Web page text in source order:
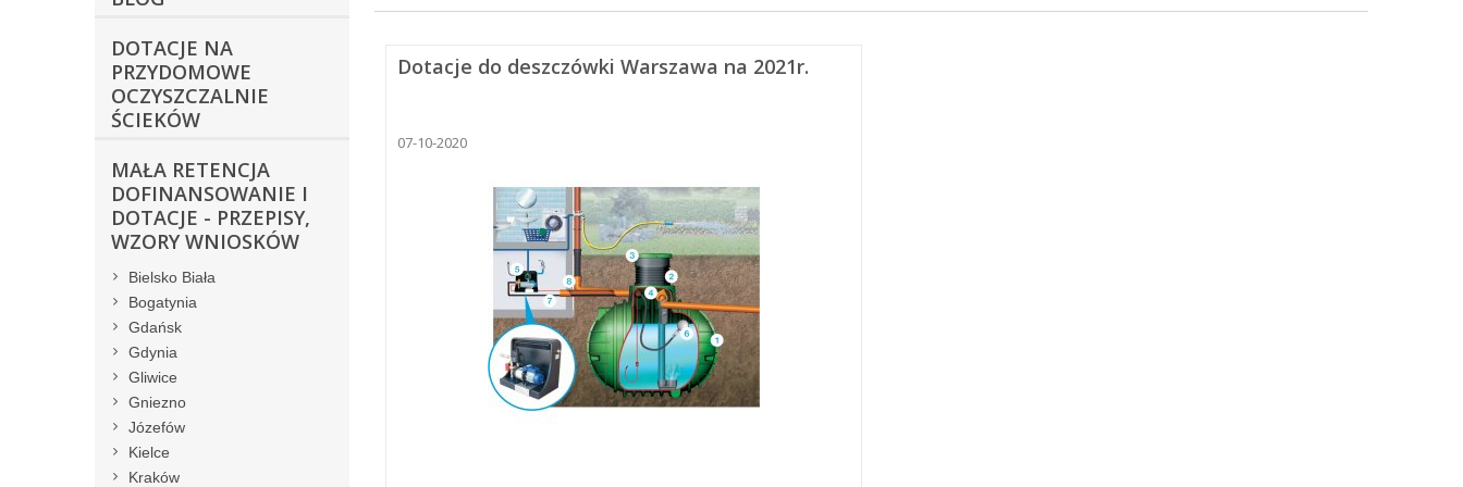
DOTACJE NA
PRZYDOMOWE
OCZYSZCZALNIE
ŚCIEKÓW
MAŁA RETENCJA
DOFINANSOWANIE I
DOTACJE - PRZEPISY,
WZORY WNIOSKÓW
Bielsko Biała
Bogatynia
Gdańsk
Gdynia
Gliwice
Gniezno
Józefów
Kielce
Kraków
Dotacje do deszczówki Warszawa na 2021r.
07-10-2020